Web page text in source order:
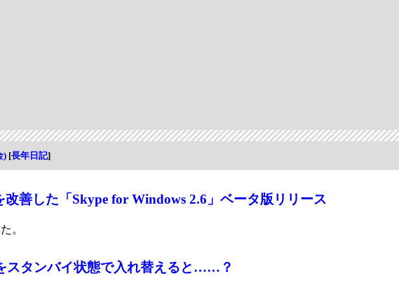
) [長年日記]
改善した「Skype for Windows 2.6」ベータ版リリース
。
スタンバイ状態で入れ替えると……？